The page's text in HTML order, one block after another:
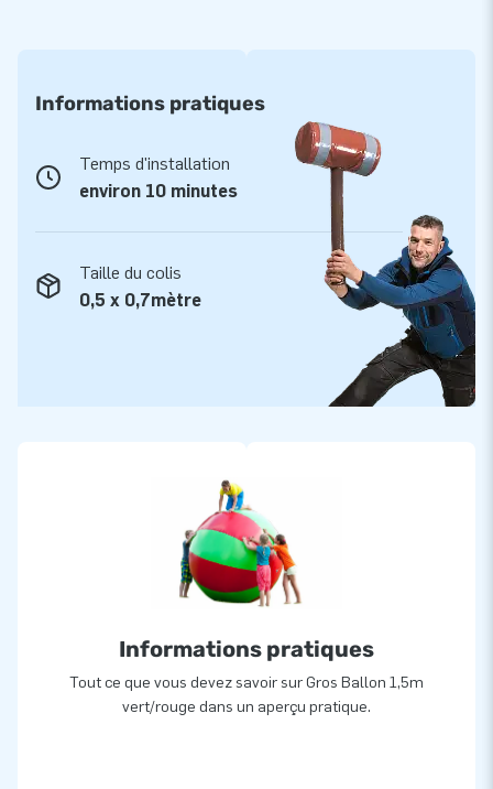
Informations pratiques
Temps d'installation
environ 10 minutes
Taille du colis
0,5 x 0,7mètre
Informations pratiques
Tout ce que vous devez savoir sur Gros Ballon 1,5m
vert/rouge dans un aperçu pratique.